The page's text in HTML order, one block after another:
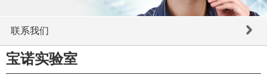
联系我们
宝诺实验室